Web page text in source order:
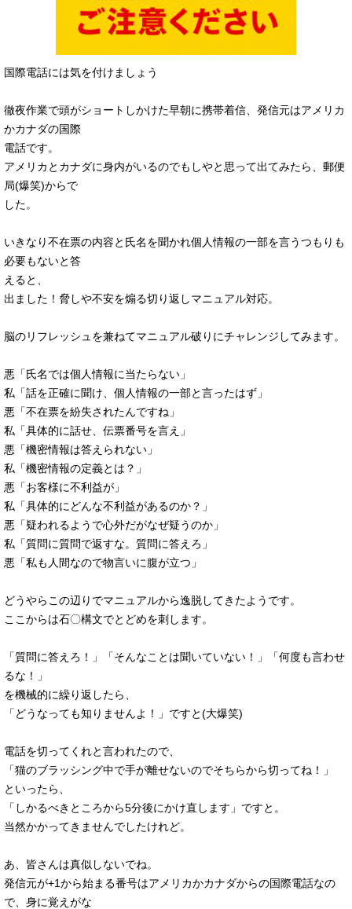
国際電話には気を付けましょう
徹夜作業で頭がショートしかけた早朝に携帯着信、発信元はアメリカ
かカナダの国際
電話です。
アメリカとカナダに身内がいるのでもしやと思って出てみたら、郵便
局(爆笑)からで
した。
いきなり不在票の内容と氏名を聞かれ個人情報の一部を言うつもりも
必要もないと答
えると、
出ました！脅しや不安を煽る切り返しマニュアル対応。
脳のリフレッシュを兼ねてマニュアル破りにチャレンジしてみます。
悪「氏名では個人情報に当たらない」
私「話を正確に聞け、個人情報の一部と言ったはず」
悪「不在票を紛失されたんですね」
私「具体的に話せ、伝票番号を言え」
悪「機密情報は答えられない」
私「機密情報の定義とは？」
悪「お客様に不利益が」
私「具体的にどんな不利益があるのか？」
悪「疑われるようで心外だがなぜ疑うのか」
私「質問に質問で返すな。質問に答えろ」
悪「私も人間なので物言いに腹が立つ」
どうやらこの辺りでマニュアルから逸脱してきたようです。
ここからは石〇構文でとどめを刺します。
「質問に答えろ！」「そんなことは聞いていない！」「何度も言わせ
るな！」
を機械的に繰り返したら、
「どうなっても知りませんよ！」ですと(大爆笑)
電話を切ってくれと言われたので、
「猫のブラッシング中で手が離せないのでそちらから切ってね！」
といったら、
「しかるべきところから5分後にかけ直します」ですと。
当然かかってきませんでしたけれど。
あ、皆さんは真似しないでね。
発信元が+1から始まる番号はアメリカかカナダからの国際電話なの
で、身に覚えがな